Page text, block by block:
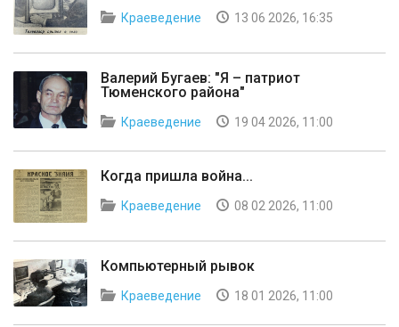
Краеведение 13 06 2026, 16:35
Валерий Бугаев: "Я – патриот
Тюменского района"
Краеведение 19 04 2026, 11:00
Когда пришла война...
Краеведение 08 02 2026, 11:00
Компьютерный рывок
Краеведение 18 01 2026, 11:00